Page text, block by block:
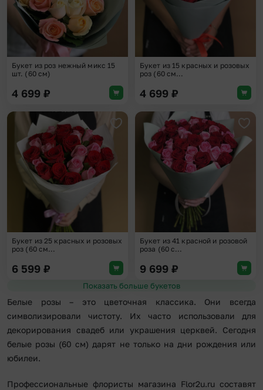
Букет из роз нежный микс 15
шт. (60 см)
4 699 ₽
Букет из 15 красных и розовых
роз (60 см...
4 699 ₽
Добавить в избранное
Букет из 25 красных и розовых
роз (60 см...
6 599 ₽
Букет из 41 красной и розовой
роза (60 с...
9 699 ₽
Показать больше букетов
Белые розы – это цветочная классика. Они всегда
символизировали чистоту. Их часто использовали для
декорирования свадеб или украшения церквей. Сегодня
белые розы (60 см) дарят не только на дни рождения или
юбилеи.
Профессиональные флористы магазина Flor2u.ru составят